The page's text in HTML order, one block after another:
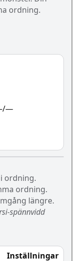
ordning.
/—
ordning.
ordning.
längre.
spännvidd
Inställningar